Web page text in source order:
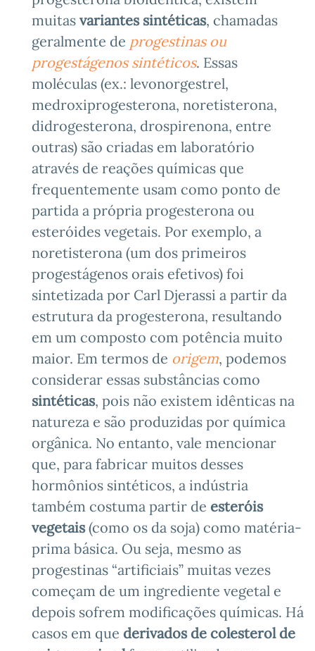
muitas variantes sintéticas, chamadas
geralmente de progestinas ou
progestágenos sintéticos. Essas
moléculas (ex.: levonorgestrel,
medroxiprogesterona, noretisterona,
didrogesterona, drospirenona, entre
outras) são criadas em laboratório
através de reações químicas que
frequentemente usam como ponto de
partida a própria progesterona ou
esteróides vegetais. Por exemplo, a
noretisterona (um dos primeiros
progestágenos orais efetivos) foi
sintetizada por Carl Djerassi a partir da
estrutura da progesterona, resultando
em um composto com potência muito
maior. Em termos de origem, podemos
considerar essas substâncias como
sintéticas, pois não existem idênticas na
natureza e são produzidas por química
orgânica. No entanto, vale mencionar
que, para fabricar muitos desses
hormônios sintéticos, a indústria
também costuma partir de esteróis
vegetais(como os da soja) como matéria-
prima básica. Ou seja, mesmo as
progestinas “artificiais” muitas vezes
começam de um ingrediente vegetal e
depois sofrem modificações químicas. Há
casos em que derivados de colesterol de